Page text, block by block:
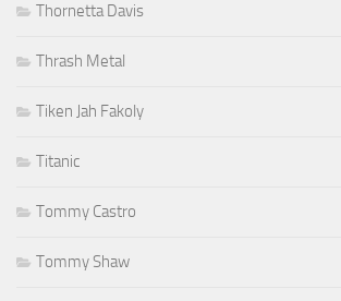
Thornetta Davis
Thrash Metal
Tiken Jah Fakoly
Titanic
Tommy Castro
Tommy Shaw